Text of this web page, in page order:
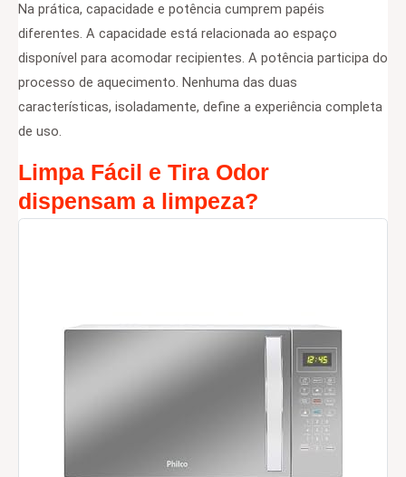
Na prática, capacidade e potência cumprem papéis
diferentes. A capacidade está relacionada ao espaço
disponível para acomodar recipientes. A potência participa do
processo de aquecimento. Nenhuma das duas
características, isoladamente, define a experiência completa
de uso.
Limpa Fácil e Tira Odor
dispensam a limpeza?